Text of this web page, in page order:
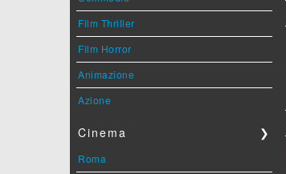
Film Thriller
Film Horror
Animazione
Azione
Cinema ❯
Roma